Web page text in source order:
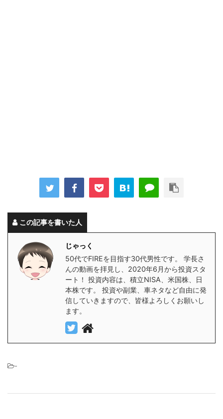
この記事を書いた人
じゃっく
50代でFIREを目指す30代男性です。 学長さ
んの動画を拝見し、2020年6月から投資スタ
ート！ 投資内容は、積立NISA、米国株、日
本株です。 投資や副業、車ネタなど自由に発
信していきますので、皆様よろしくお願いし
ます。
-